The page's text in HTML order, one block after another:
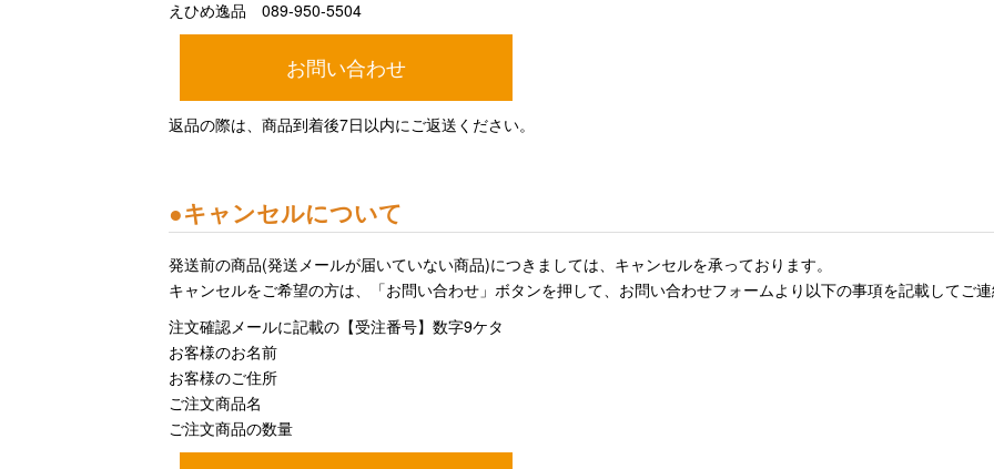
えひめ逸品 089-950-5504
お問い合わせ
返品の際は、商品到着後7日以内にご返送ください。
●キャンセルについて
発送前の商品(発送メールが届いていない商品)につきましては、キャンセルを承っております。
キャンセルをご希望の方は、「お問い合わせ」ボタンを押して、お問い合わせフォームより以下の事項を記載してご連
注文確認メールに記載の【受注番号】数字9ケタ
お客様のお名前
お客様のご住所
ご注文商品名
ご注文商品の数量